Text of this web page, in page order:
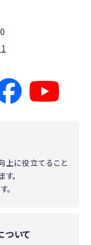
上に役立てること
。
。
ついて